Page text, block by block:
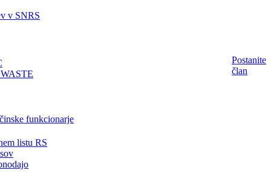
v SNRS
funkcionarje
listu RS
Postanite
član